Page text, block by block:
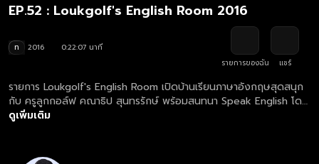
EP.52 : Loukgolf's English Room 2016
ท 2016
0:22:07 นาที
รายการของฉัน
แชร์
รายการ Loukgolf's English Room เปิดบ้านเรียนภาษาอังกฤษสุดสนุก
กับ ครูลูกกอล์ฟ คณาธิป สุนทรรักษ์ พร้อมสนทนา Speak English โดย
เจอกับภารกิจคำศัพท์และการแต่งประโยคสุดฮากัน
ดูเพิ่มเติม